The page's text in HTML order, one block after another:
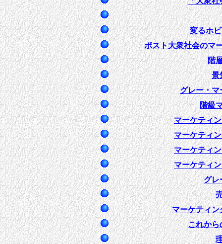
変るホ
ポスト大衆社会のマ
階
景
グレー・マ
階級
マーケティ
マーケティ
マーケティ
マーケティ
グレ
マーケティ
これから